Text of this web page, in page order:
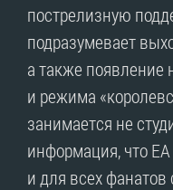
пострелизную
подразумевает
а также появление
и режима
занимается не
информация, что
и для всех